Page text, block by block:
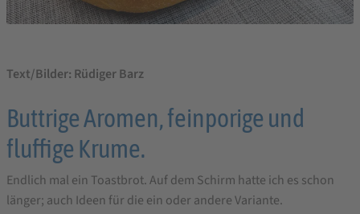
Text/Bilder: Rüdiger Barz
Buttrige Aromen, feinporige und
fluffige Krume.
Endlich mal ein Toastbrot. Auf dem Schirm hatte ich es schon
länger; auch Ideen für die ein oder andere Variante.